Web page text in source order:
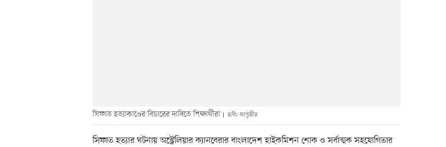
সিফাত হত্যাকাণ্ডের বিচারের দাবিতে শিক্ষার্থীরা ছবি: সংগৃহীত
সিফাত হত্যার ঘটনায় অস্ট্রেলিয়ার ক্যানবেরার বাংলাদেশ হাইকমিশন শোক ও সর্বাত্মক সহযোগিতার